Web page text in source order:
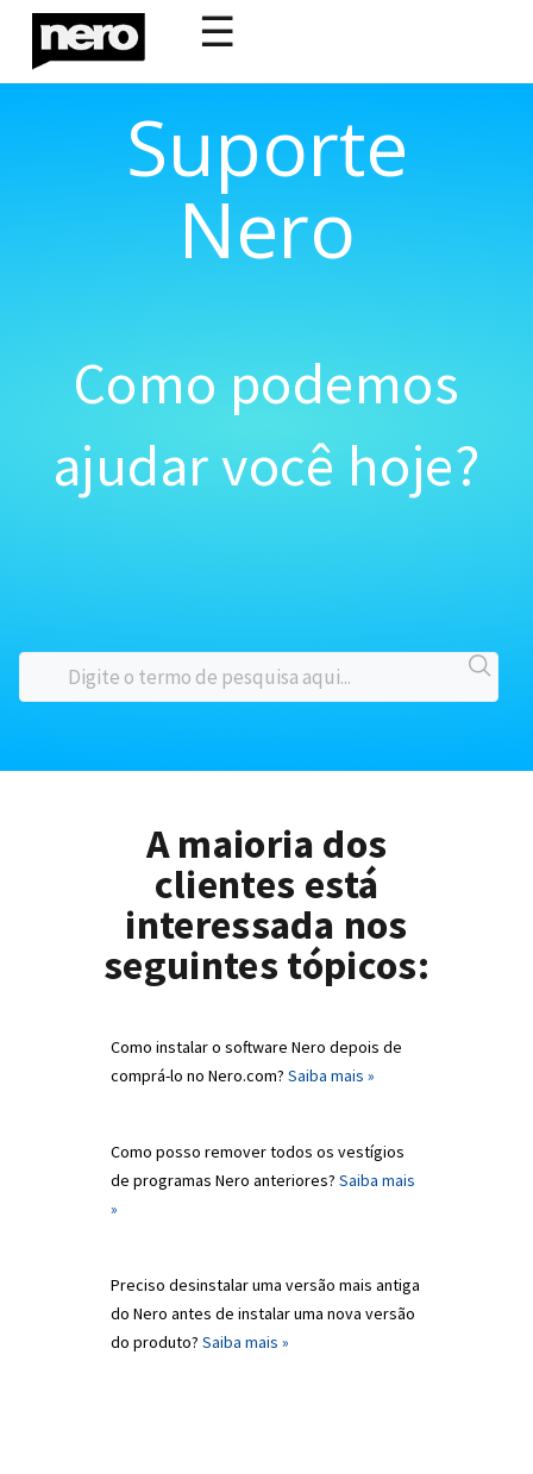
☰
Suporte
Nero
Como podemos
ajudar você hoje?
A maioria dos
clientes está
interessada nos
seguintes tópicos:
Como instalar o software Nero depois de
comprá-lo no Nero.com? Saiba mais »
Como posso remover todos os vestígios
de programas Nero anteriores? Saiba mais
»
Preciso desinstalar uma versão mais antiga
do Nero antes de instalar uma nova versão
do produto? Saiba mais »